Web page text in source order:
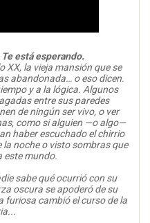
está esperando.
XX, la vieja mansión que se
abandonada… o eso dicen.
y a la lógica. Algunos
entre sus paredes
de ningún ser vivo, o ver
como si alguien —o algo—
haber escuchado el chirrio
noche o visto sombras que
este mundo.
sabe qué ocurrió con su
oscura se apoderó de su
furiosa cambió el curso de la